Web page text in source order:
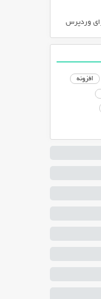
افزونه